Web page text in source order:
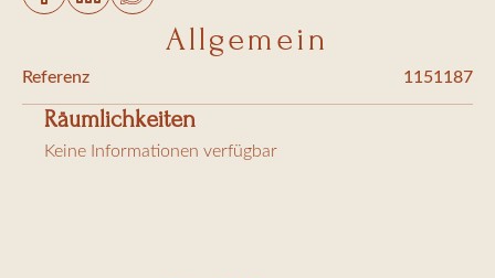
Waschküche, Waschmaschine, Trockner
Außen:
Allgemein
Referenz 1151187
Räumlichkeiten
Keine Informationen verfügbar